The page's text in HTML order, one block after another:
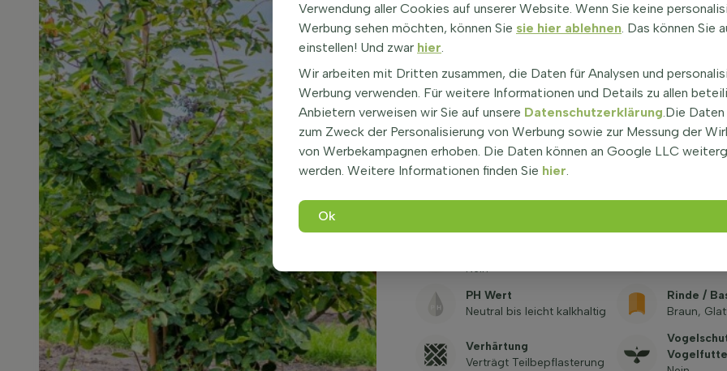
Parkplatz,
Standort
Sonne
-34,4°C / -
zone 4
Nein
Grün
Mäßig
Orange,
Klimabaum
Nein
PH Wert
Neutral bis leicht kalkhaltig
Rinde /
Braun,
Verhärtung
Verträgt Teilbepflasterung
Verwendung aller Cookies auf unserer Website. Wenn Sie keine
Werbung sehen möchten, können Sie sie hier ablehnen. Das können Sie
einstellen! Und zwar hier.
Wir arbeiten mit Dritten zusammen, die Daten für Analysen und
Werbung verwenden. Für weitere Informationen und Details zu allen
Anbietern verweisen wir Sie auf unsere Datenschutzerklärung.Die
zum Zweck der Personalisierung von Werbung sowie zur Messung der
von Werbekampagnen erhoben. Die Daten können an Google LLC
werden. Weitere Informationen finden Sie hier.
Ok